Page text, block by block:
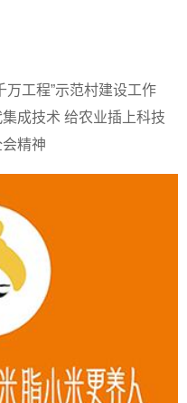
万工程”示范村建设工作
成技术 给农业插上科技
精神